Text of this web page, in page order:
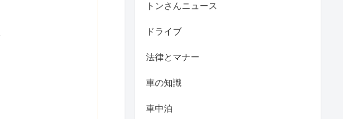
トンさんニュース
ドライブ
法律とマナー
車の知識
車中泊